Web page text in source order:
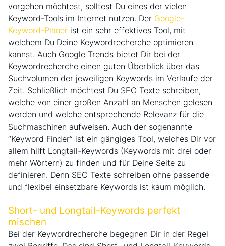
vorgehen möchtest, solltest Du eines der vielen
Keyword-Tools im Internet nutzen. Der Google-
Keyword-Planer ist ein sehr effektives Tool, mit
welchem Du Deine Keywordrecherche optimieren
kannst. Auch Google Trends bietet Dir bei der
Keywordrecherche einen guten Überblick über das
Suchvolumen der jeweiligen Keywords im Verlaufe der
Zeit. Schließlich möchtest Du SEO Texte schreiben,
welche von einer großen Anzahl an Menschen gelesen
werden und welche entsprechende Relevanz für die
Suchmaschinen aufweisen. Auch der sogenannte
“Keyword Finder” ist ein gängiges Tool, welches Dir vor
allem hilft Longtail-Keywords (Keywords mit drei oder
mehr Wörtern) zu finden und für Deine Seite zu
definieren. Denn SEO Texte schreiben ohne passende
und flexibel einsetzbare Keywords ist kaum möglich.
Short- und Longtail-Keywords perfekt
mischen
Bei der Keywordrecherche begegnen Dir in der Regel